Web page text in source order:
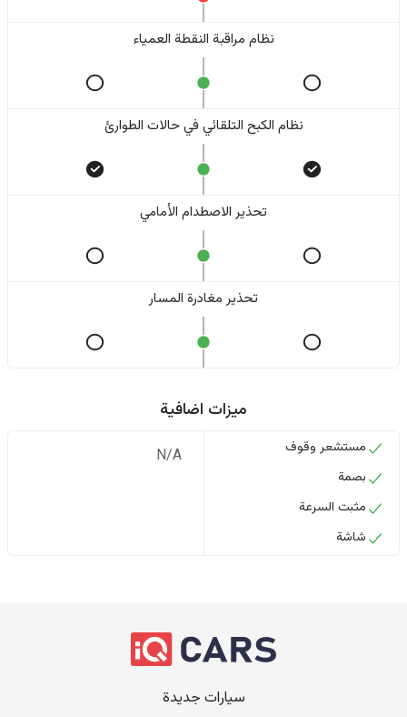
نظام مراقبة النقطة العمياء
نظام الكبح التلقائي في حالات الطوارئ
تحذير الاصطدام الأمامي
تحذير مغادرة المسار
ميزات اضافية
مستشعر وقوف
بصمة
مثبت السرعة
شاشة
N/A
سيارات جديدة